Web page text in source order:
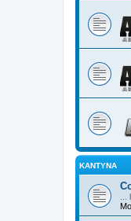
KANTYNA